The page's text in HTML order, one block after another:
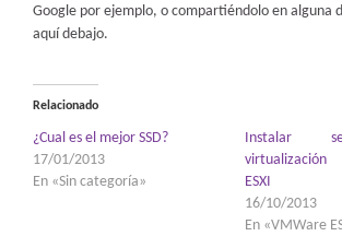
Google por ejemplo, o compartiéndolo en alguna
aquí debajo.
Relacionado
¿Cual es el mejor SSD?
17/01/2013
En «Sin categoría»
Instalar
ESXI
16/10/2013
En «VMWare